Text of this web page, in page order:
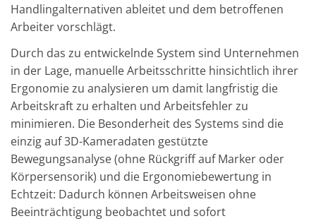
Handlingalternativen ableitet und dem betroffenen
Arbeiter vorschlägt.
Durch das zu entwickelnde System sind Unternehmen
in der Lage, manuelle Arbeitsschritte hinsichtlich ihrer
Ergonomie zu analysieren um damit langfristig die
Arbeitskraft zu erhalten und Arbeitsfehler zu
minimieren. Die Besonderheit des Systems sind die
einzig auf 3D-Kameradaten gestützte
Bewegungsanalyse (ohne Rückgriff auf Marker oder
Körpersensorik) und die Ergonomiebewertung in
Echtzeit: Dadurch können Arbeitsweisen ohne
Beeinträchtigung beobachtet und sofort